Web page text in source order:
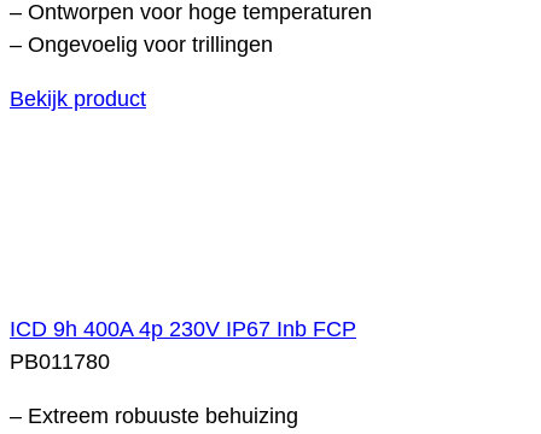
– Ontworpen voor hoge temperaturen
– Ongevoelig voor trillingen
Bekijk product
ICD 9h 400A 4p 230V IP67 Inb FCP
PB011780
– Extreem robuuste behuizing